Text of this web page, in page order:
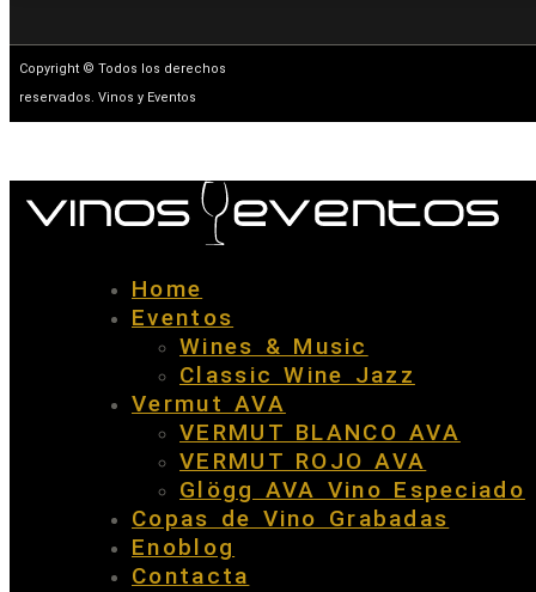
Copyright © Todos los derechos
reservados. Vinos y Eventos
Home
Eventos
Wines & Music
Classic Wine Jazz
Vermut AVA
VERMUT BLANCO AVA
VERMUT ROJO AVA
Glögg AVA Vino Especiado
Copas de Vino Grabadas
Enoblog
Contacta